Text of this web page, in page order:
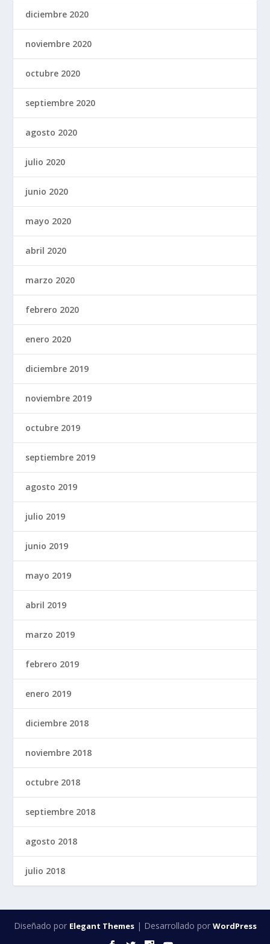
diciembre 2020
noviembre 2020
octubre 2020
septiembre 2020
agosto 2020
julio 2020
junio 2020
mayo 2020
abril 2020
marzo 2020
febrero 2020
enero 2020
diciembre 2019
noviembre 2019
octubre 2019
septiembre 2019
agosto 2019
julio 2019
junio 2019
mayo 2019
abril 2019
marzo 2019
febrero 2019
enero 2019
diciembre 2018
noviembre 2018
octubre 2018
septiembre 2018
agosto 2018
julio 2018
Diseñado por Elegant Themes| Desarrollado por WordPress